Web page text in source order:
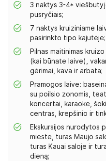
3 naktys 3-4*
pusryčiais;
7 naktys kruiziniame
pasirinkto tipo kajutėje;
Pilnas maitinimas
(kai būnate laive),
gėrimai, kava ir arbata;
Pramogos laive:
su poilsio zonomis,
koncertai, karaoke,
centras, krepšinio ir
Ekskursijos nurodytos
mieste, turas Maujo
turas Kauai saloje ir
dieną;